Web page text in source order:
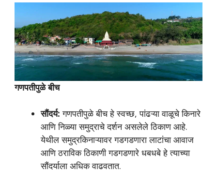
गणपतीपुळे बीच
सौंदर्य: गणपतीपुळे बीच हे स्वच्छ, पांढऱ्या वाळूचे किनारे
आणि निळ्या समुद्राचे दर्शन असलेले ठिकाण आहे.
येथील समुद्रकिनाऱ्यावर गडगडणारा लाटांचा आवाज
आणि ठराविक ठिकाणी गडगडणारे धबधबे हे त्याच्या
सौंदर्याला अधिक वाढवतात.